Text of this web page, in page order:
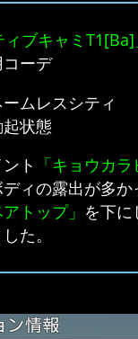
ィブキャミT1[Ba]
ーデ
ムレスシティ
状態
ト 「キョウカラ
ィの露出が多か
トップ」 を下に
た。